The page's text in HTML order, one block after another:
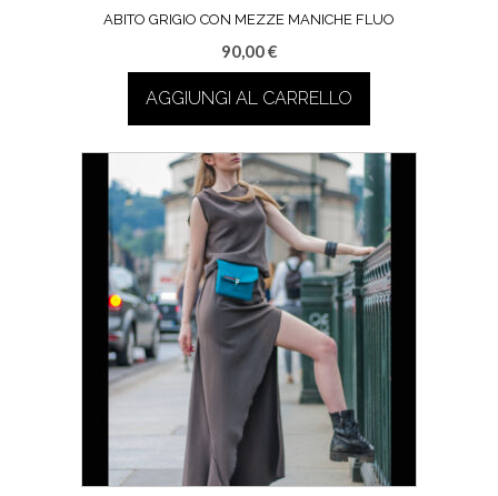
ABITO GRIGIO CON MEZZE MANICHE FLUO
90,00€
AGGIUNGI AL CARRELLO